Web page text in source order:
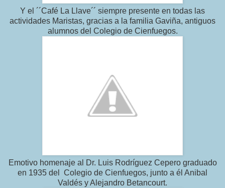
Y el ´´Café La Llave´´ siempre presente en todas las
actividades Maristas, gracias a la familia Gaviña, antiguos
alumnos del Colegio de Cienfuegos.
Emotivo homenaje al Dr. Luis Rodríguez Cepero graduado
en 1935 del Colegio de Cienfuegos, junto a él Anibal
Valdés y Alejandro Betancourt.